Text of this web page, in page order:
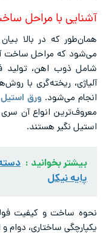
آشنایی با مراحل
همان‌طور که در بالا
می‌شود که مراحل ساخت
شامل ذوب اهن، تولید
آلیاژی، ریخته‌گری با
انجام می‌شود.ورق استیل
استیل نگیر هستند.
بیشتر بخوانید :
پایه نیکل
نحوه ساخت و کیفیت
یکپارچگی ساختاری، دوام